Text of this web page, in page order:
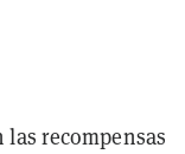
las recompensas